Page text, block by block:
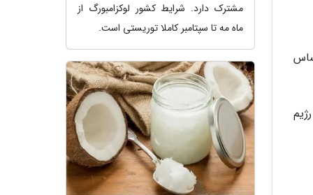
مشترک دارد. شرایط کشور لوکزامبورگ از
ماه مه تا سپتامبر کاملا توریستی است.